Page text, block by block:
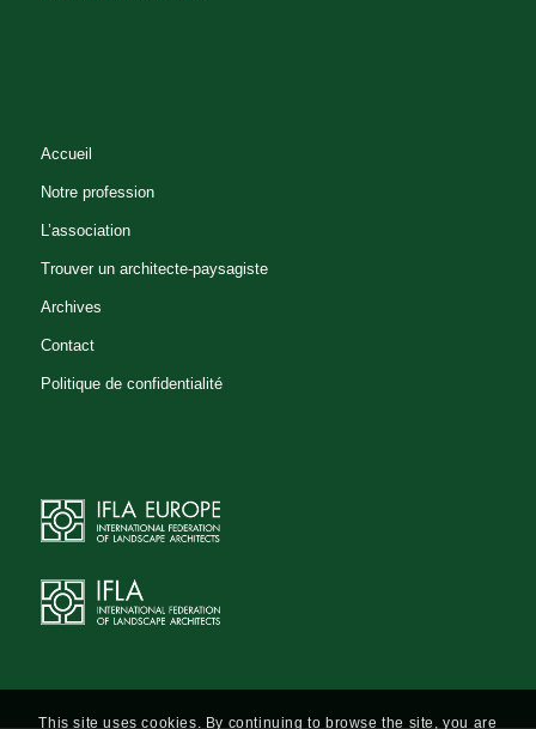
Accueil
Notre profession
L’association
Trouver un architecte-paysagiste
Archives
Contact
Politique de confidentialité
This site uses cookies. By continuing to browse the site, you are